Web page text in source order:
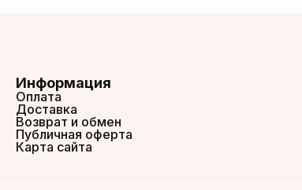
Информация
Оплата
Доставка
Возврат и обмен
Публичная оферта
Карта сайта